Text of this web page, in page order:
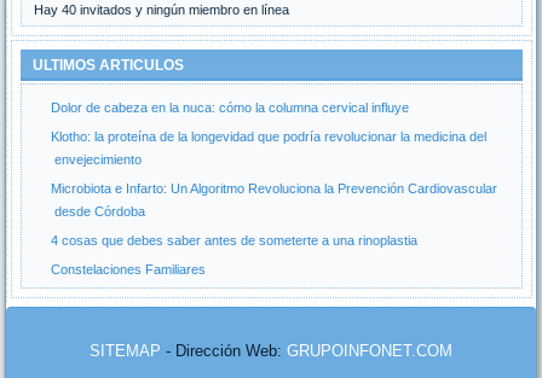
Hay 40 invitados y ningún miembro en línea
ULTIMOS ARTICULOS
Dolor de cabeza en la nuca: cómo la columna cervical influye
Klotho: la proteína de la longevidad que podría revolucionar la medicina del
envejecimiento
Microbiota e Infarto: Un Algoritmo Revoluciona la Prevención Cardiovascular
desde Córdoba
4 cosas que debes saber antes de someterte a una rinoplastia
Constelaciones Familiares
SITEMAP - Dirección Web: GRUPOINFONET.COM